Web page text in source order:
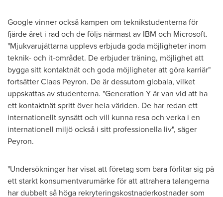
Google vinner också kampen om teknikstudenterna för
fjärde året i rad och de följs närmast av IBM och Microsoft.
"Mjukvarujättarna upplevs erbjuda goda möjligheter inom
teknik- och it-området. De erbjuder träning, möjlighet att
bygga sitt kontaktnät och goda möjligheter att göra karriär"
fortsätterClaes Peyron. De är dessutom globala, vilket
uppskattas av studenterna. "Generation Y är van vid att ha
ett kontaktnät spritt över hela världen. De har redan ett
internationellt synsätt och vill kunna resa och verka i en
internationell miljö också i sitt professionella liv", säger
Peyron.
"Undersökningar har visat att företag som bara förlitar sig på
ett starkt konsumentvarumärke för att attrahera talangerna
har dubbelt så höga rekryteringskostnaderkostnader som